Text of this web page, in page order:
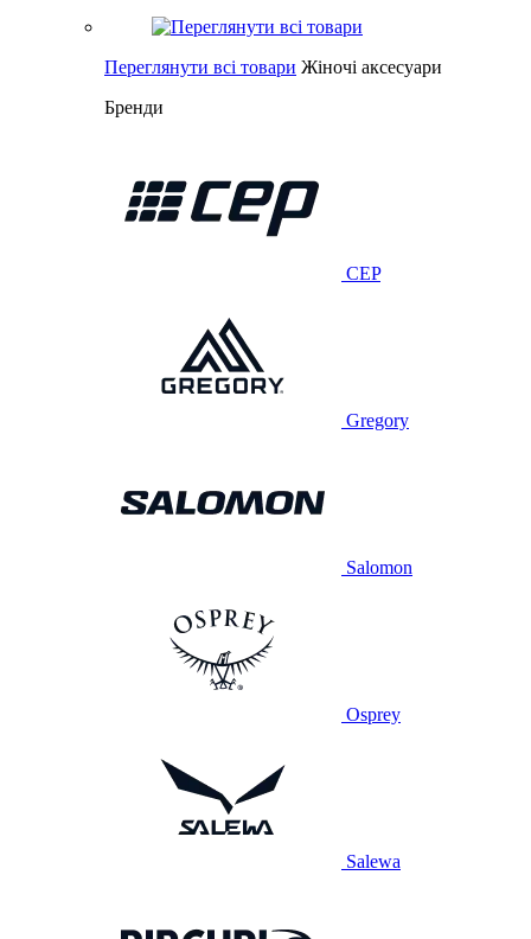
Переглянути всі товари Жіночі аксесуари
Бренди
CEP
Gregory
Salomon
Osprey
Salewa